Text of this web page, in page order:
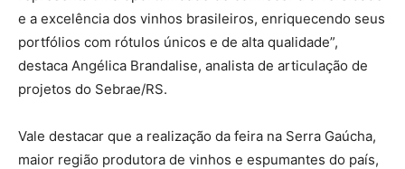
e a excelência dos vinhos brasileiros, enriquecendo seus
portfólios com rótulos únicos e de alta qualidade”,
destaca Angélica Brandalise, analista de articulação de
projetos do Sebrae/RS.
Vale destacar que a realização da feira na Serra Gaúcha,
maior região produtora de vinhos e espumantes do país,